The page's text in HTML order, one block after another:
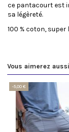
ce pantacourt est
sa légèreté.
100 % coton,
Vous aimerez aussi
-5,00 €